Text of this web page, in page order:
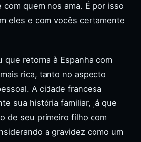
com quem nos ama. É por isso
eles e com vocês certamente
que retorna à Espanha com
rica, tanto no aspecto
A cidade francesa
sua história familiar, já que
de seu primeiro filho com
a gravidez como um